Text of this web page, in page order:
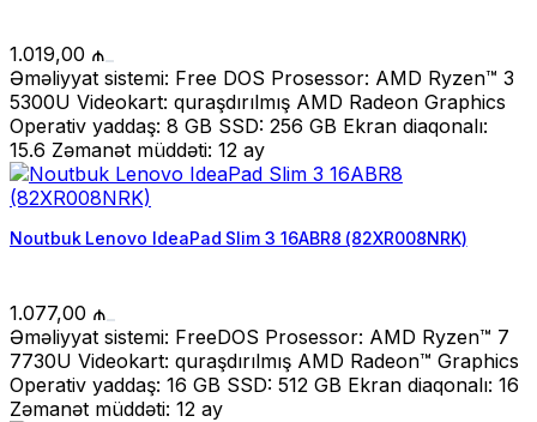
1.019,00 ₼
Əməliyyat sistemi: Free DOS Prosessor: AMD Ryzen™ 3
5300U Videokart: quraşdırılmış AMD Radeon Graphics
Operativ yaddaş: 8 GB SSD: 256 GB Ekran diaqonalı:
15.6 Zəmanət müddəti: 12 ay
Noutbuk Lenovo IdeaPad Slim 3 16ABR8 (82XR008NRK)
1.077,00 ₼
Əməliyyat sistemi: FreeDOS Prosessor: AMD Ryzen™ 7
7730U Videokart: quraşdırılmış AMD Radeon™ Graphics
Operativ yaddaş: 16 GB SSD: 512 GB Ekran diaqonalı: 16
Zəmanət müddəti: 12 ay